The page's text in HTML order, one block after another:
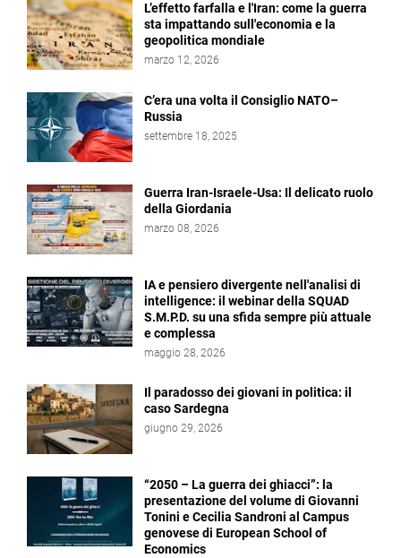
L’effetto farfalla e l'Iran: come la guerra
sta impattando sull'economia e la
geopolitica mondiale
marzo 12, 2026
C’era una volta il Consiglio NATO–
Russia
settembre 18, 2025
Guerra Iran-Israele-Usa: Il delicato ruolo
della Giordania
marzo 08, 2026
IA e pensiero divergente nell'analisi di
intelligence: il webinar della SQUAD
S.M.P.D. su una sfida sempre più attuale
e complessa
maggio 28, 2026
Il paradosso dei giovani in politica: il
caso Sardegna
giugno 29, 2026
“2050 – La guerra dei ghiacci”: la
presentazione del volume di Giovanni
Tonini e Cecilia Sandroni al Campus
genovese di European School of
Economics